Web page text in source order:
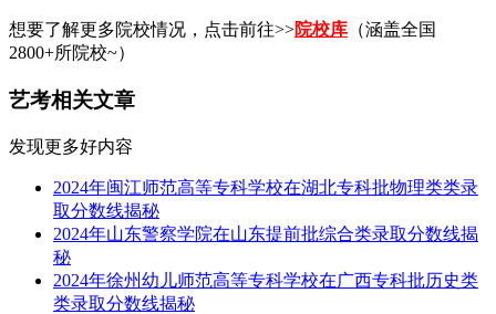
想要了解更多院校情况，点击前往>>院校库 （涵盖全国
2800+所院校~）
艺考相关文章
发现更多好内容
2024年闽江师范高等专科学校在湖北专科批物理类类录
取分数线揭秘
2024年山东警察学院在山东提前批综合类录取分数线揭
秘
2024年徐州幼儿师范高等专科学校在广西专科批历史类
类录取分数线揭秘